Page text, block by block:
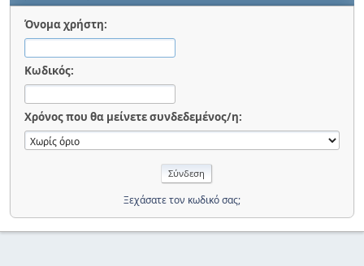
Όνομα χρήστη:
Κωδικός:
Χρόνος που θα μείνετε συνδεδεμένος/η:
Ξεχάσατε τον κωδικό σας;